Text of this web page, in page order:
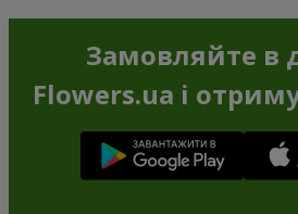
Замовляйте в
Flowers.ua і